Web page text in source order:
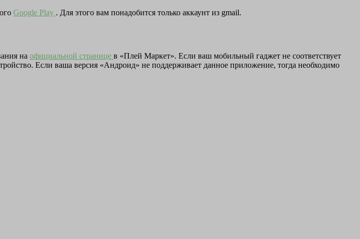
Google Play . Для этого вам понадобится только аккаунт из gmail.
на официальной странице в «Плей Маркет». Если ваш мобильный гаджет не соответствует
Если ваша версия «Андроид» не поддерживает данное приложение, тогда необходимо